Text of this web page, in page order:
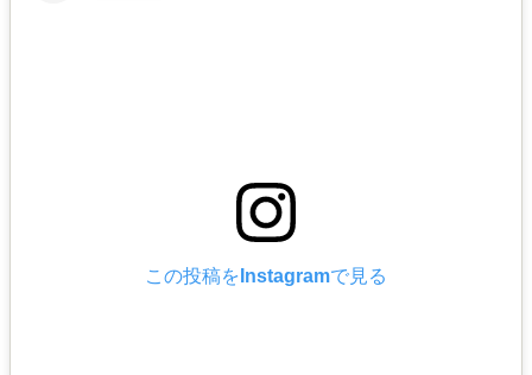
この投稿をInstagramで見る